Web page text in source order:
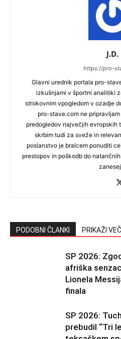
J.D.
https://pro-
Glavni urednik portala pro-
izkušnjami v športni analitiki
strokovnim vpogledom v ozadje
pro-stave.com ne
predogledov največjih evropskih
skrbim tudi za sveže in
poslanstvo je bralcem ponuditi
prestopov in poškodb do
PODOBNI ČLANKI PRIKAŽI
SP 2026:
afriška
Lionela
finala
SP 2026:
prebudil “Tri